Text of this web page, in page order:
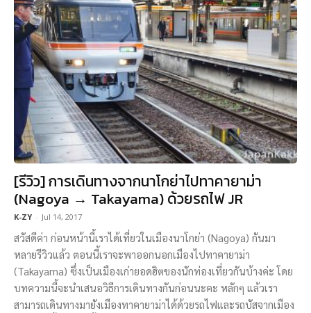
[รีวิว] การเดินทางจากนาโกย่าไปทาคายาม่า
(Nagoya → Takayama) ด้วยรถไฟ JR
K-ZY - Jul 14, 2017
สวัสดีค่า ก่อนหน้านี้เราได้เที่ยวในเมืองนาโกย่า (Nagoya) กันมา
หลายรีวิวแล้ว ตอนนี้เราจะพาออกนอกเมืองไปทาคายาม่า
(Takayama) ซึ่งเป็นเมืองเก่ายอดฮิตของนักท่องเที่ยวกันบ้างค่ะ โดย
บทความนี้จะนำเสนอวิธีการเดินทางกันก่อนนะคะ หลักๆ แล้วเรา
สามารถเดินทางมายังเมืองทาคายาม่าได้ด้วยรถไฟและรถบัสจากเมือง